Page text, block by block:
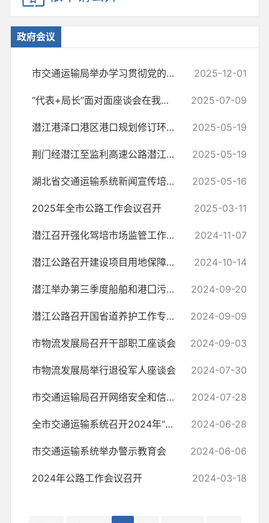
政府会议
市交通运输局举办学习贯彻党的二十届四中全会精神宣讲报告会 2025-12-01
“代表+局长”面对面座谈会在我局召开 2025-07-09
潜江港泽口港区港口规划修订环境影响报告审查会在潜江召开 2025-05-19
荆门经潜江至监利高速公路潜江段工可方案专家咨询会在武汉召开 2025-05-19
湖北省交通运输系统新闻宣传培训会在潜江召开 2025-05-16
2025年全市公路工作会议召开 2025-03-11
潜江召开强化驾培市场监管工作会议 2024-11-07
潜江公路召开建设项目用地保障工作培训会 2024-10-14
潜江举办第三季度船舶和港囗污染防治联席曁船E行操作培训会 2024-09-20
潜江公路召开国省道养护工作专项会议 2024-09-09
市物流发展局召开干部职工座谈会 2024-09-03
市物流发展局举行退役军人座谈会 2024-07-30
市交通运输局召开网络安全和信息化培训会议 2024-07-28
全市交通运输系统召开2024年“两优一先”表彰大会暨专题党课报告会 2024-06-28
市交通运输系统举办警示教育会 2024-06-06
2024年公路工作会议召开 2024-03-18